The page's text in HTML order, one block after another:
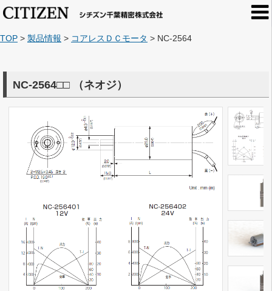
TOP > 製品情報 > コアレスＤＣモータ > NC-2564
NC-2564□□ （ネオジ）